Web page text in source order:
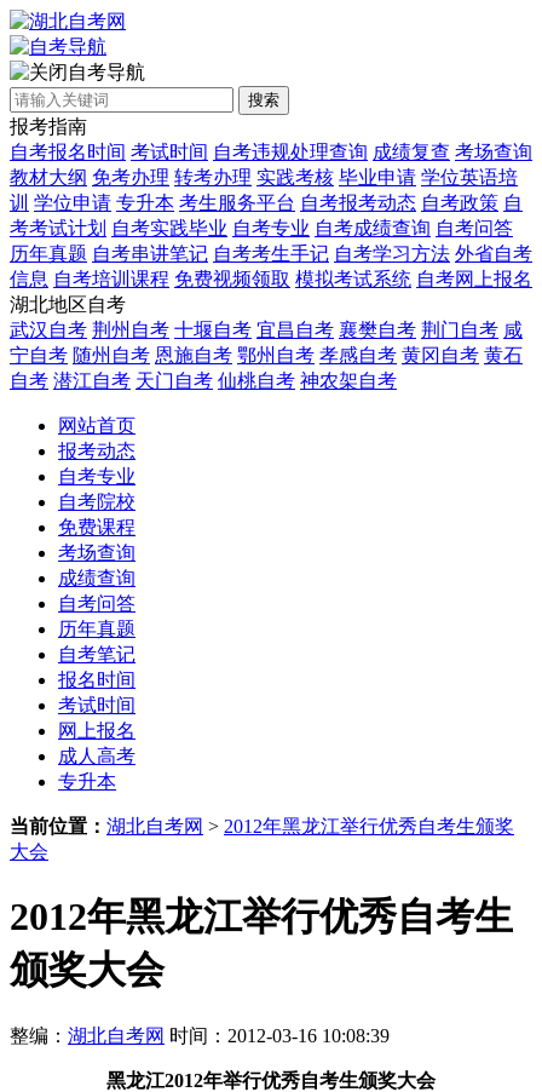
自考导航
搜索
报考指南
自考报名时间 考试时间 自考违规处理查询 成绩复查 考场查询
教材大纲 免考办理 转考办理 实践考核 毕业申请 学位英语培
训 学位申请 专升本 考生服务平台 自考报考动态 自考政策 自
考考试计划 自考实践毕业 自考专业 自考成绩查询 自考问答
历年真题 自考串讲笔记 自考考生手记 自考学习方法 外省自考
信息 自考培训课程 免费视频领取 模拟考试系统 自考网上报名
湖北地区自考
武汉自考 荆州自考 十堰自考 宜昌自考 襄樊自考 荆门自考 咸
宁自考 随州自考 恩施自考 鄂州自考 孝感自考 黄冈自考 黄石
自考 潜江自考 天门自考 仙桃自考 神农架自考
网站首页
报考动态
自考专业
自考院校
免费课程
考场查询
成绩查询
自考问答
历年真题
自考笔记
报名时间
考试时间
网上报名
成人高考
专升本
当前位置： 湖北自考网 > 2012年黑龙江举行优秀自考生颁奖
大会
2012年黑龙江举行优秀自考生
颁奖大会
整编： 湖北自考网 时间：2012-03-16 10:08:39
黑龙江2012年举行优秀自考生颁奖大会